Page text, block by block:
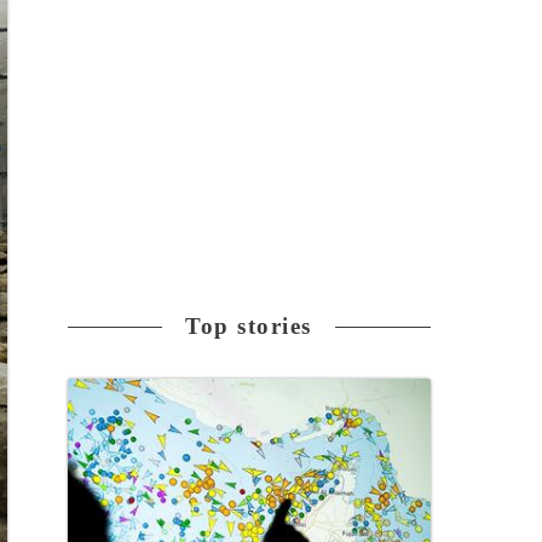
Top stories